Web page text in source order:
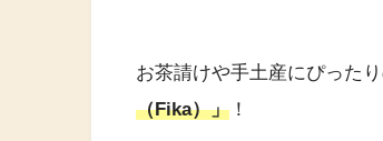
お茶請けや手土産にぴった
（Fika）」 ！